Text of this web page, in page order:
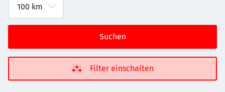
Suchen
Filter einschalten